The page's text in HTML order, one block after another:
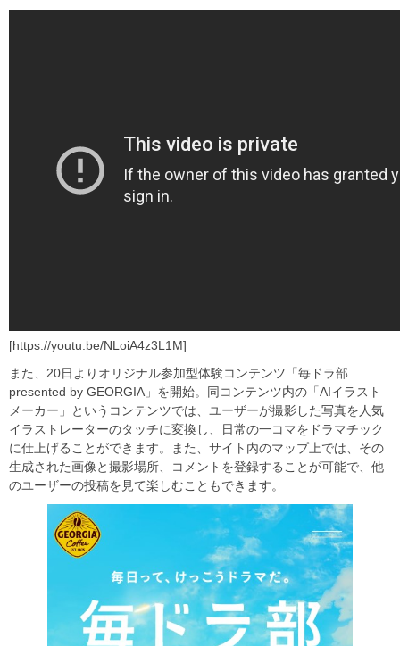
[https://youtu.be/NLoiA4z3L1M]
また、20日よりオリジナル参加型体験コンテンツ「毎ドラ部
presented by GEORGIA」を開始。同コンテンツ内の「AIイラスト
メーカー」というコンテンツでは、ユーザーが撮影した写真を人気
イラストレーターのタッチに変換し、日常の一コマをドラマチック
に仕上げることができます。また、サイト内のマップ上では、その
生成された画像と撮影場所、コメントを登録することが可能で、他
のユーザーの投稿を見て楽しむこともできます。